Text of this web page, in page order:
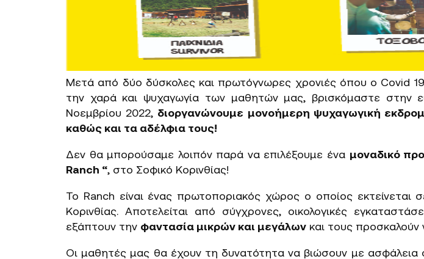
Μετά από δύο δύσκολες και πρωτόγνωρες χρονιές όπου ο Covid
την χαρά και ψυχαγωγία των μαθητών μας, βρισκόμαστε στην
Νοεμβρίου 2022, διοργανώνουμε μονοήμερη ψυχαγωγική
καθώς και τα αδέλφια τους!
Δεν θα μπορούσαμε λοιπόν παρά να επιλέξουμε ένα μοναδικό
Ranch “ , στο Σοφικό Κορινθίας!
Το Ranch είναι ένας πρωτοποριακός χώρος ο οποίος
Κορινθίας. Αποτελείται από σύγχρονες, οικολογικές
εξάπτουν την φαντασία μικρών και μεγάλων και τους προσκαλούν
Οι μαθητές μας θα έχουν τη δυνατότητα να βιώσουν με ασφάλεια